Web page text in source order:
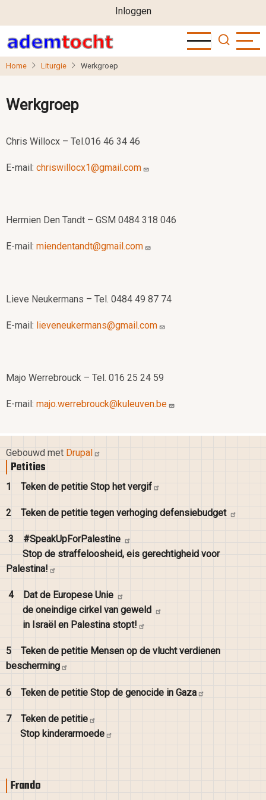
naar
de
inhoud
User
account
menu
Inloggen
Home Liturgie Werkgroep
Werkgroep
Chris Willocx – Tel.016 46 34 46
E-mail: chriswillocx1@gmail.com
Hermien Den Tandt – GSM 0484 318 046
E-mail: miendentandt@gmail.com
Lieve Neukermans – Tel. 0484 49 87 74
E-mail: lieveneukermans@gmail.com
Majo Werrebrouck – Tel. 016 25 24 59
E-mail: majo.werrebrouck@kuleuven.be
Gebouwd met Drupal
Petities
1 Teken de petitie Stop hetvergif
2 Teken de petitie tegen verhoging defensiebudget
3
#SpeakUpForPalestine
Stop de straffeloosheid, eis gerechtigheid voor
Palestina!
4 Dat de Europese Unie
de oneindige cirkel van geweld
in Israël en Palestina stopt!
5 Teken de petitie Mensen op de vlucht verdienen
bescherming
6 Teken de petitie Stop de genocide in Gaza
7 Teken de petitie
Stop kinderarmoede
Frando